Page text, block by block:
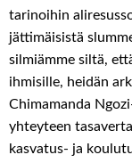
tarinoihin
jättimäisistä
silmiämme siltä,
ihmisille, heidän
Chimamanda
yhteyteen
kasvatus- ja